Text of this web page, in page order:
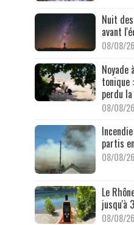
Nuit
avant
08/08/26
Noyade
tonique
perdu
08/08/26
partis
08/08/26
Le
jusqu'à
08/08/26